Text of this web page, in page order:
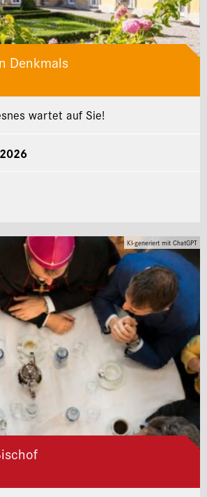
Denkmals
wartet auf Sie!
KI-generiert mit ChatGPT